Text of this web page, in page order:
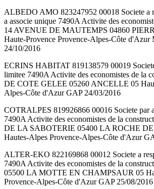
ALBEDO AMO 823247952 00018 Societe a
a associe unique 7490A Activite des
14 AVENUE DE MAUTEMPS 04860
Haute-Provence Provence-Alpes-Côte
24/10/2016
ECRINS HABITAT 819138579 00019
limitee 7490A Activite des economistes de la
DE COTE GELEE 05260 ANCELLE 05
Alpes-Côte d'Azur GAP 24/03/2016
COTRALPES 819926866 00016 Societe par
7490A Activite des economistes de la
DE LA SABOTERIE 05400 LA ROCHE
Hautes-Alpes Provence-Alpes-Côte d'Azur
ALTER-EKO 822169868 00012 Societe a
7490A Activite des economistes de la
05500 LA MOTTE EN CHAMPSAUR 05
Provence-Alpes-Côte d'Azur GAP 25/08/2016